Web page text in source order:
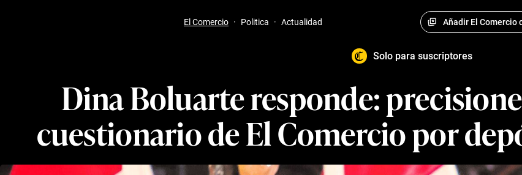
El Comercio · Politica · Actualidad Añadir El Comercio
Solo para suscriptores
Dina Boluarte responde:
cuestionario de El Comercio por